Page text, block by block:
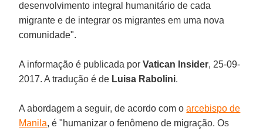
desenvolvimento integral humanitário de cada
migrante e de integrar os migrantes em uma nova
comunidade".
A informação é publicada porVatican Insider, 25-09-
2017. A tradução é de Luisa Rabolini.
A abordagem a seguir, de acordo com oarcebispo de
Manila, é "humanizar o fenômeno de migração. Os